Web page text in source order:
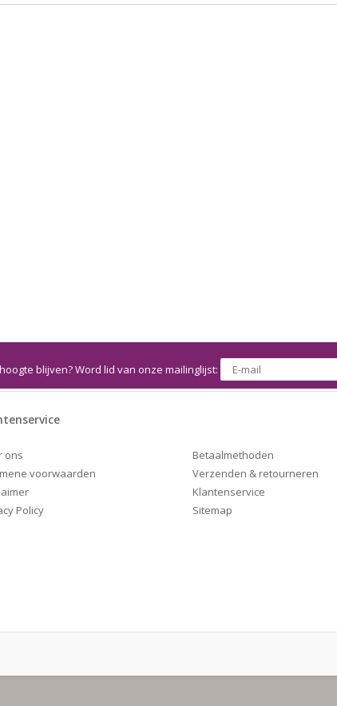
blijven? Word lid van onze mailinglijst:
ons
voorwaarden
Policy
Betaalmethoden
Verzenden & retourneren
Klantenservice
Sitemap